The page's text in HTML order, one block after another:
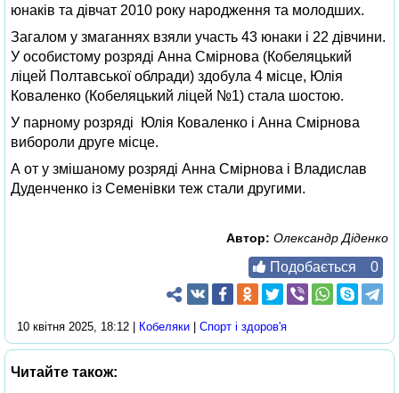
юнаків та дівчат 2010 року народження та молодших.
Загалом у змаганнях взяли участь 43 юнаки і 22 дівчини.
У особистому розряді Анна Смірнова (Кобеляцький
ліцей Полтавської облради) здобула 4 місце, Юлія
Коваленко (Кобеляцький ліцей №1) стала шостою.
У парному розряді Юлія Коваленко і Анна Смірнова
вибороли друге місце.
А от у змішаному розряді Анна Смірнова і Владислав
Дуденченко із Семенівки теж стали другими.
Автор: Олександр Діденко
Подобається 0
10 квітня 2025, 18:12 | Кобеляки Спорт і здоров'я
Читайте також: